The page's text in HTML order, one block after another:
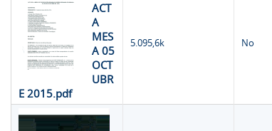
ACT
A
MES
A 05
OCT
UBR
E 2015.pdf
5.095,6k No